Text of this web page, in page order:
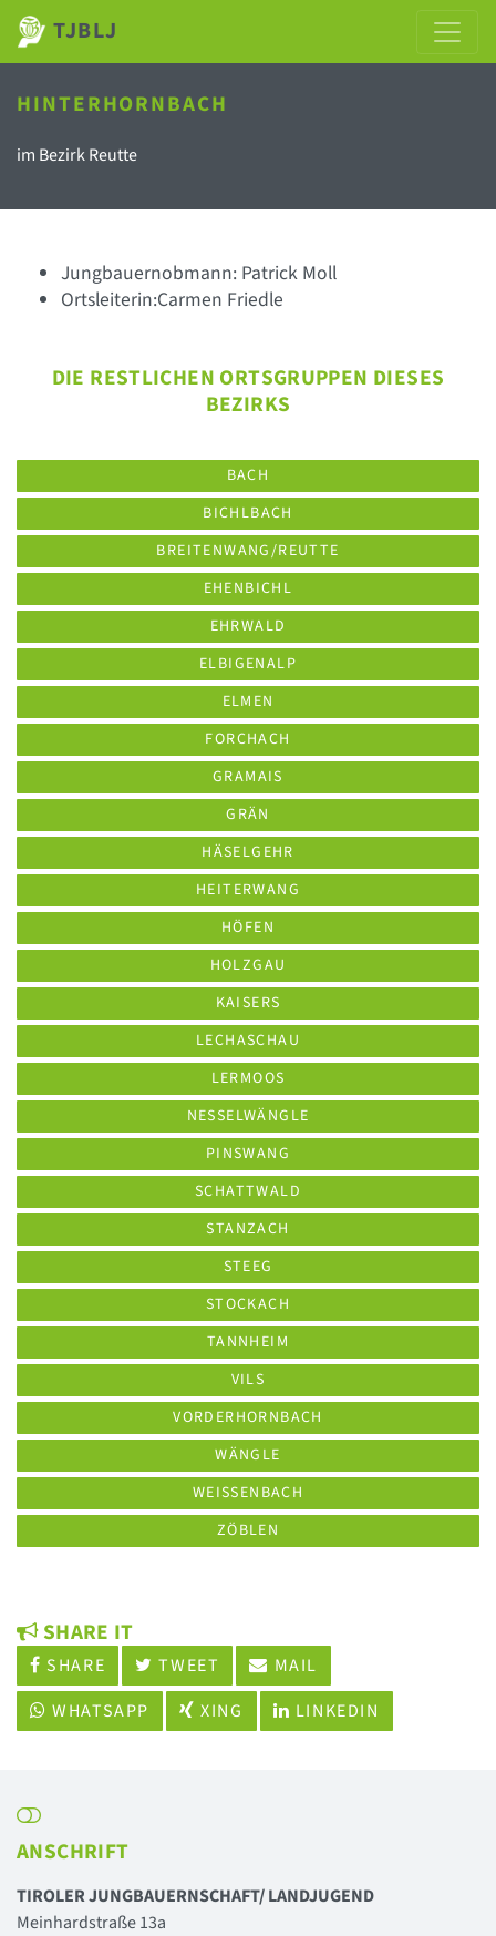
TJBLJ
HINTERHORNBACH
im Bezirk Reutte
Jungbauernobmann: Patrick Moll
Ortsleiterin:Carmen Friedle
DIE RESTLICHEN ORTSGRUPPEN DIESES
BEZIRKS
BACH
BICHLBACH
BREITENWANG/REUTTE
EHENBICHL
EHRWALD
ELBIGENALP
ELMEN
FORCHACH
GRAMAIS
GRÄN
HÄSELGEHR
HEITERWANG
HÖFEN
HOLZGAU
KAISERS
LECHASCHAU
LERMOOS
NESSELWÄNGLE
PINSWANG
SCHATTWALD
STANZACH
STEEG
STOCKACH
TANNHEIM
VILS
VORDERHORNBACH
WÄNGLE
WEISSENBACH
ZÖBLEN
SHARE IT
SHARE TWEET
MAIL
WHATSAPP
XING LINKEDIN
ANSCHRIFT
TIROLER JUNGBAUERNSCHAFT/ LANDJUGEND
Meinhardstraße 13a